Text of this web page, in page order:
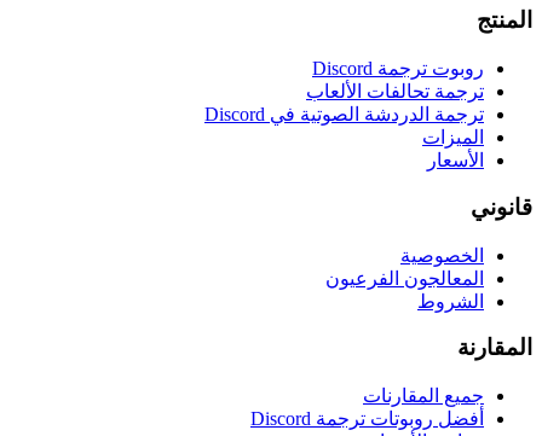
المنتج
روبوت ترجمة Discord
ترجمة تحالفات الألعاب
ترجمة الدردشة الصوتية في Discord
الميزات
الأسعار
قانوني
الخصوصية
المعالجون الفرعيون
الشروط
المقارنة
جميع المقارنات
أفضل روبوتات ترجمة Discord